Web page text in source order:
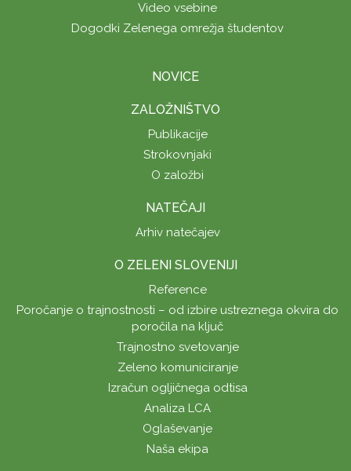
Video vsebine
Dogodki Zelenega omrežja študentov
NOVICE
ZALOŽNIŠTVO
Publikacije
Strokovnjaki
O založbi
NATEČAJI
Arhiv natečajev
O ZELENI SLOVENIJI
Reference
Poročanje o trajnostnosti – od izbire ustreznega okvira do
poročila na ključ
Trajnostno svetovanje
Zeleno komuniciranje
Izračun ogljičnega odtisa
Analiza LCA
Oglaševanje
Naša ekipa